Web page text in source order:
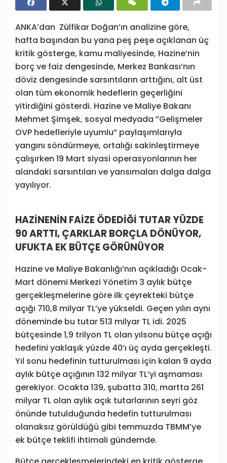
ANKA’dan Zülfikar Doğan’ın analizine göre,
hafta başından bu yana peş peşe açıklanan üç
kritik gösterge, kamu maliyesinde, Hazine’nin
borç ve faiz dengesinde, Merkez Bankası’nın
döviz dengesinde sarsıntıların arttığını, alt üst
olan tüm ekonomik hedeflerin geçerliğini
yitirdiğini gösterdi. Hazine ve Maliye Bakanı
Mehmet Şimşek, sosyal medyada ”Gelişmeler
OVP hedefleriyle uyumlu” paylaşımlarıyla
yangını söndürmeye, ortalığı sakinleştirmeye
çalışırken 19 Mart siyasi operasyonlarının her
alandaki sarsıntıları ve yansımaları dalga dalga
yayılıyor.
HAZİNENİN FAİZE ÖDEDİĞİ TUTAR YÜZDE
90 ARTTI, ÇARKLAR BORÇLA DÖNÜYOR,
UFUKTA EK BÜTÇE GÖRÜNÜYOR
Hazine ve Maliye Bakanlığı’nın açıkladığı Ocak-
Mart dönemi Merkezi Yönetim 3 aylık bütçe
gerçekleşmelerine göre ilk çeyrekteki bütçe
açığı 710,8 milyar TL’ye yükseldi. Geçen yılın aynı
döneminde bu tutar 513 milyar TL idi. 2025
bütçesinde 1,9 trilyon TL olan yılsonu bütçe açığı
hedefini yaklaşık yüzde 40’ı üç ayda gerçekleşti.
Yıl sonu hedefinin tutturulması için kalan 9 ayda
aylık bütçe açığının 132 milyar TL’yi aşmaması
gerekiyor. Ocakta 139, şubatta 310, martta 261
milyar TL olan aylık açık tutarlarının seyri göz
önünde tutulduğunda hedefin tutturulması
olanaksız görüldüğü gibi temmuzda TBMM’ye
ek bütçe teklifi ihtimali gündemde.